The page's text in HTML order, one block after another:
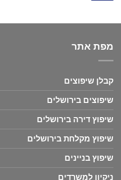
מפת אתר
קבלן שיפוצים
שיפוצים בירושלים
שיפוץ דירה בירושלים
שיפוץ מקלחת בירושלים
שיפוץ בניינים
ניקיון למשרדים